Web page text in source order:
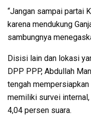
“Jangan sampai partai
karena mendukung
sambungnya
Disisi lain dan lokasi
DPP PPP, Abdullah
tengah
memiliki survei
4,04 persen suara.